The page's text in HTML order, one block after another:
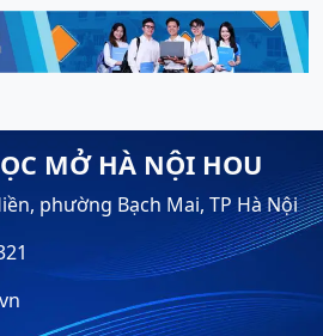
MỞ HÀ NỘI HOU
phường Bạch Mai, TP Hà Nội